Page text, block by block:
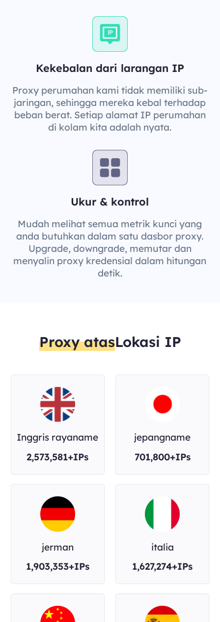
Kekebalan dari larangan IP
Proxy perumahan kami tidak memiliki sub-
jaringan, sehingga mereka kebal terhadap
beban berat. Setiap alamat IP perumahan
di kolam kita adalah nyata.
Ukur & kontrol
Mudah melihat semua metrik kunci yang
anda butuhkan dalam satu dasbor proxy.
Upgrade, downgrade, memutar dan
menyalin proxy kredensial dalam hitungan
detik.
Proxy atasLokasi IP
Inggris rayaname
2,573,581+IPs
jepangname
701,800+IPs
jerman
1,903,353+IPs
italia
1,627,274+IPs